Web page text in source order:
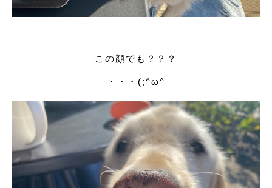
この顔でも？？？
・・・(;^ω^